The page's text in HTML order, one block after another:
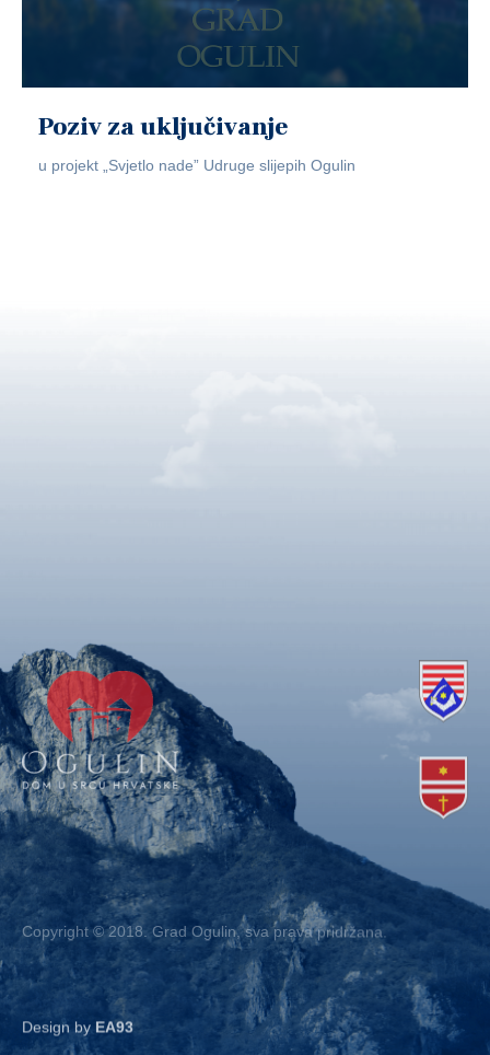
Poziv za uključivanje
u projekt „Svjetlo nade” Udruge slijepih Ogulin
Copyright © 2018. Grad Ogulin, sva prava pridržana.
Design by EA93
Kontakt